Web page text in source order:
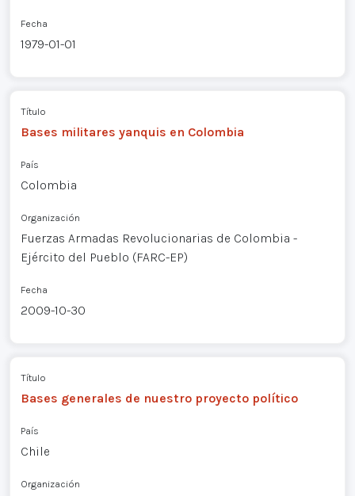
Fecha
1979-01-01
Título
Bases militares yanquis en Colombia
País
Colombia
Organización
Fuerzas Armadas Revolucionarias de Colombia -
Ejército del Pueblo (FARC-EP)
Fecha
2009-10-30
Título
Bases generales de nuestro proyecto político
País
Chile
Organización